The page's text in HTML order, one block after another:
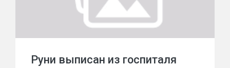
Руни выписан из госпиталя